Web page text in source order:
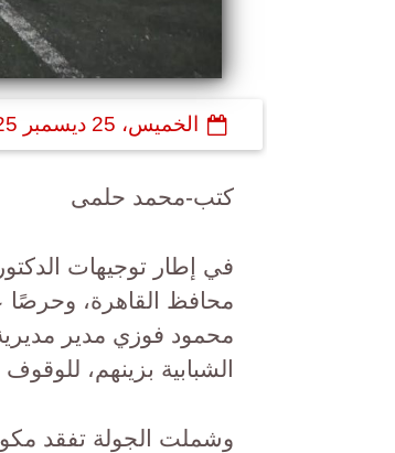
الخميس، 25 ديسمبر 2025
كتب-محمد حلمى
في إطار توجيهات
محافظ القاهرة، وحرصًا
محمود فوزي مدير
الشبابية بزينهم،
وشملت الجولة تفقد